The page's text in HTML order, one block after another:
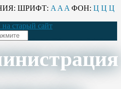
ШРИФТ: A A A ФОН: Ц Ц Ц
старый сайт